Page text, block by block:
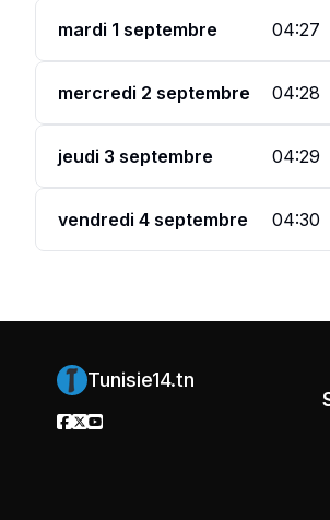
mardi 1 septembre 04:27
mercredi 2 septembre 04:28
jeudi 3 septembre 04:29
vendredi 4 septembre 04:30
Tunisie14.tn